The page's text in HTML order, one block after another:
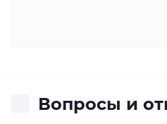
Вопросы и